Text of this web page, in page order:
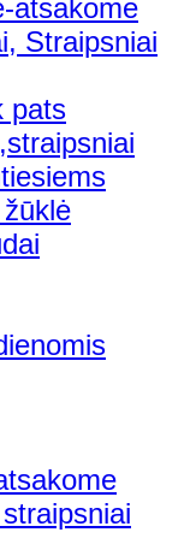
atsakome
Straipsniai
pats